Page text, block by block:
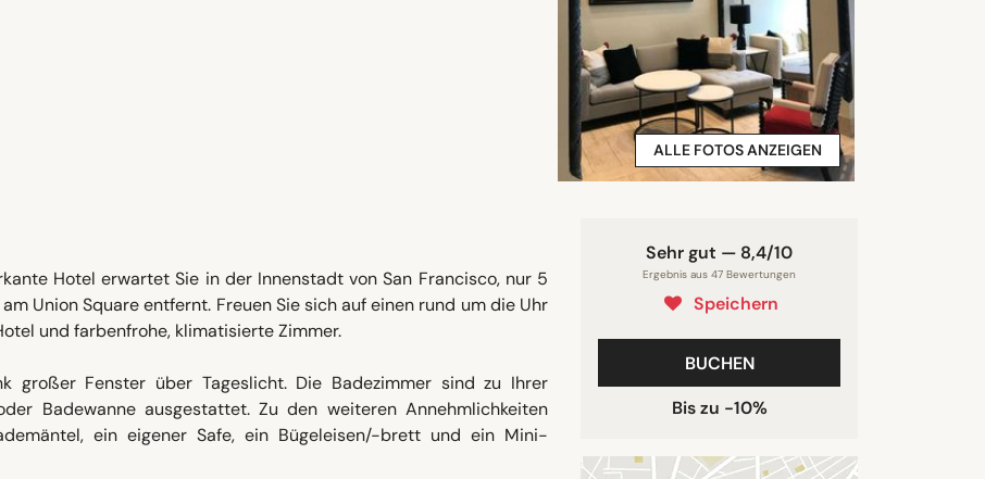
ALLE FOTOS ANZEIGEN
Sehr gut — 8,4/10
Ergebnis aus 47 Bewertungen
Speichern
BUCHEN
Bis zu -10%
Hotel erwartet Sie in der Innenstadt von San Francisco, nur 5
Union Square entfernt. Freuen Sie sich auf einen rund um die Uhr
und farbenfrohe, klimatisierte Zimmer.
großer Fenster über Tageslicht. Die Badezimmer sind zu Ihrer
Badewanne ausgestattet. Zu den weiteren Annehmlichkeiten
ein eigener Safe, ein Bügeleisen/-brett und ein Mini-